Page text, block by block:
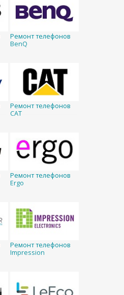
Ремонт телефонов
BenQ
Ремонт телефонов
CAT
Ремонт телефонов
Ergo
Ремонт телефонов
Impression